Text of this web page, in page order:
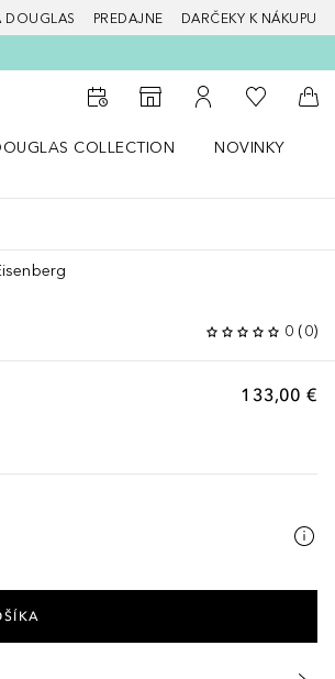
DOUGLAS PREDAJNE DARČEKY K NÁKUPU
Do vyhľadávača predajní
Do môjho účtu
Do môjho
Do
COLLECTION
NOVINKY
0 (0)
133,00 €